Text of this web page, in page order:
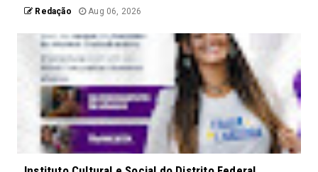
Redação Aug 06, 2026